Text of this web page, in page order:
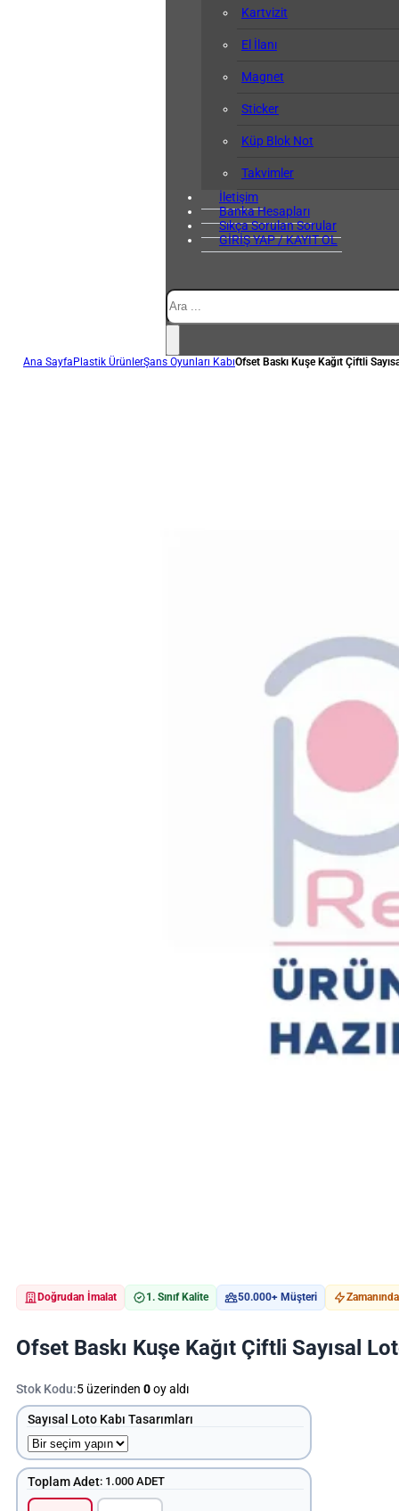
Kartvizit
El İlanı
Magnet
Sticker
Küp Blok Not
Takvimler
İletişim
Banka Hesapları
Sıkça Sorulan Sorular
GİRİŞ YAP / KAYIT OL
Ana SayfaPlastik ÜrünlerŞans Oyunları KabıOfset Baskı Kuşe Kağıt Çiftli
Doğrudan İmalat 1. Sınıf Kalite 50.000+ Müşteri
Ofset Baskı Kuşe Kağıt Çiftli Sayısal
Stok Kodu:5 üzerinden 0oy aldı
Sayısal Loto Kabı Tasarımları
Toplam Adet:1.000 ADET